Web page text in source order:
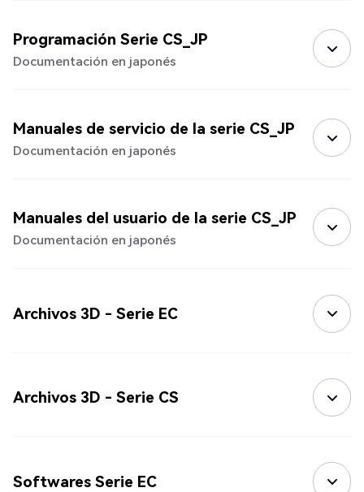
Programación Serie CS_JP
Documentación en japonés
Manuales de servicio de la serie CS_JP
Documentación en japonés
Manuales del usuario de la serie CS_JP
Documentación en japonés
Archivos 3D - Serie EC
Archivos 3D - Serie CS
Softwares Serie EC